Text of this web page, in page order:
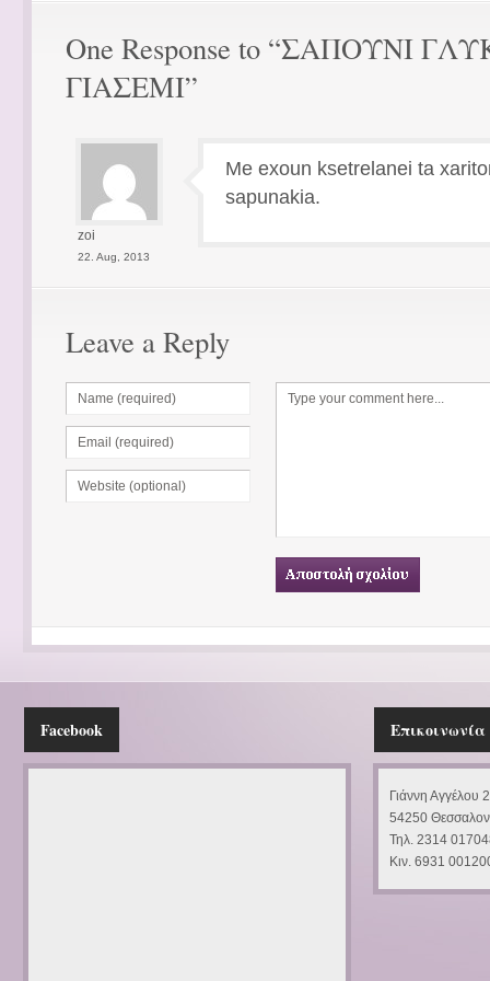
One Response to “ΣΑΠΟΥΝΙ
ΓΙΑΣΕΜΙ”
zoi
22. Aug, 2013
Me exoun ksetrelanei ta
sapunakia.
Leave a Reply
Facebook Επικοινωνία
Γιάννη Αγγέλου
54250
Τηλ. 2314
Κιν. 6931